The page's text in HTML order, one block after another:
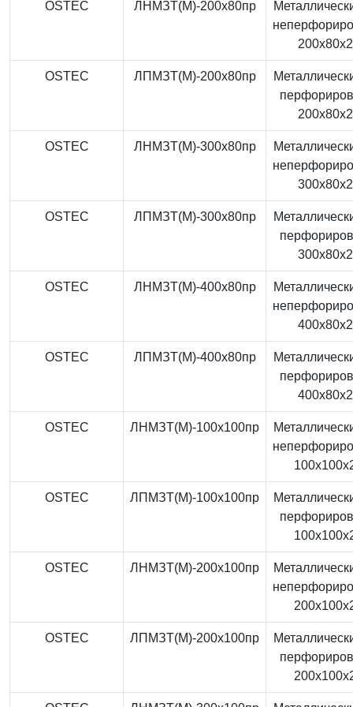
OSTEC ЛНМЗТ(М)-200x80пр
OSTEC ЛПМЗТ(М)-200x80пр
OSTEC ЛНМЗТ(М)-300x80пр
OSTEC ЛПМЗТ(М)-300x80пр
OSTEC ЛНМЗТ(М)-400x80пр
OSTEC ЛПМЗТ(М)-400x80пр
OSTEC ЛНМЗТ(М)-100x100пр
OSTEC ЛПМЗТ(М)-100x100пр
OSTEC ЛНМЗТ(М)-200x100пр
OSTEC ЛПМЗТ(М)-200x100пр